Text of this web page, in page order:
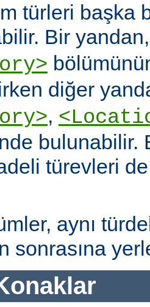
türleri başka
Bir
diğer
,
bulunabilir.
türevleri
aynı
sonrasına